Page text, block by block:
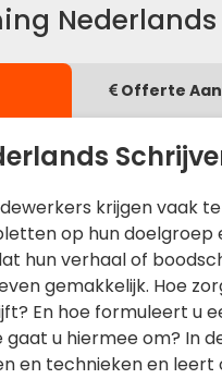
Offerte
krijgen vaak
op hun doelgroep
hun verhaal of
gemakkelijk. Hoe
En hoe formuleert u
gaat u hiermee om? In
en technieken en